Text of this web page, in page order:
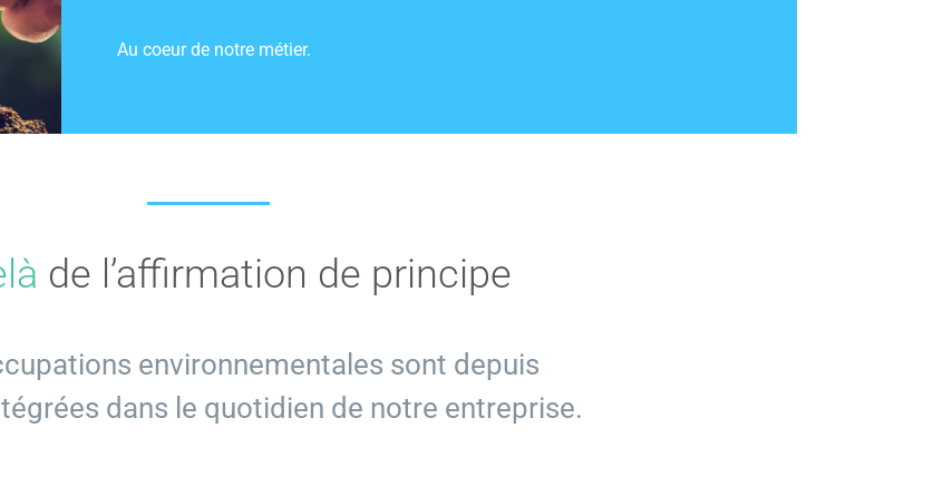
GECOP
Actualités
Au coeur de notre métier.
de l’affirmation de principe
environnementales sont depuis
dans le quotidien de notre entreprise.